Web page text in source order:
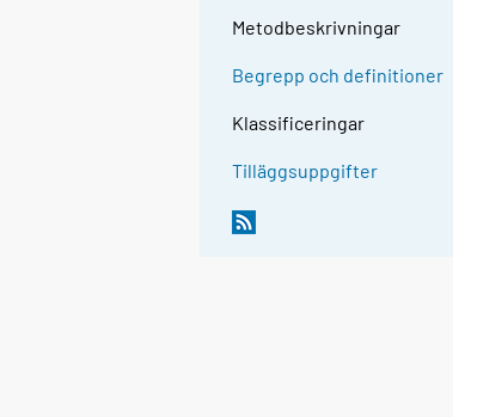
Metodbeskrivningar
Begrepp och definitioner
Klassificeringar
Tilläggsuppgifter